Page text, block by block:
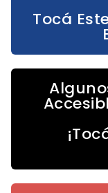
Tocá